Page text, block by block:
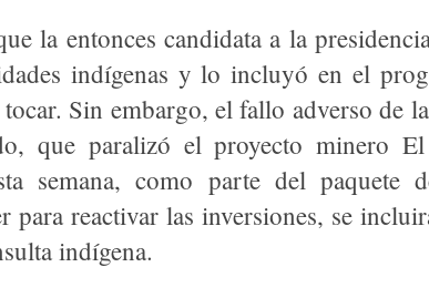
la entonces candidata a la
indígenas y lo incluyó en el
Sin embargo, el fallo adverso de
que paralizó el proyecto minero
semana, como parte del paquete
para reactivar las inversiones, se
indígena.